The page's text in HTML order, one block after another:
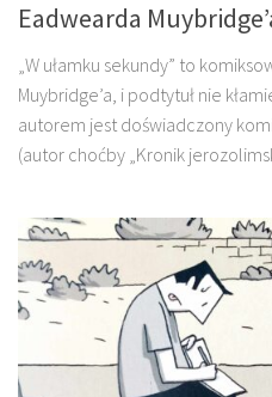
Eadwearda
„W ułamku sekundy” to
Muybridge’a, i podtytuł nie
autorem jest doświadczony
(autor choćby „Kronik